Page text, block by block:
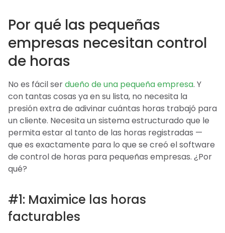
Por qué las pequeñas
empresas necesitan control
de horas
No es fácil serdueño de una pequeña empresa. Y
con tantas cosas ya en su lista, no necesita la
presión extra de adivinar cuántas horas trabajó para
un cliente. Necesita un sistema estructurado que le
permita estar al tanto de las horas registradas —
que es exactamente para lo que se creó el software
de control de horas para pequeñas empresas. ¿Por
qué?
#1: Maximice las horas
facturables